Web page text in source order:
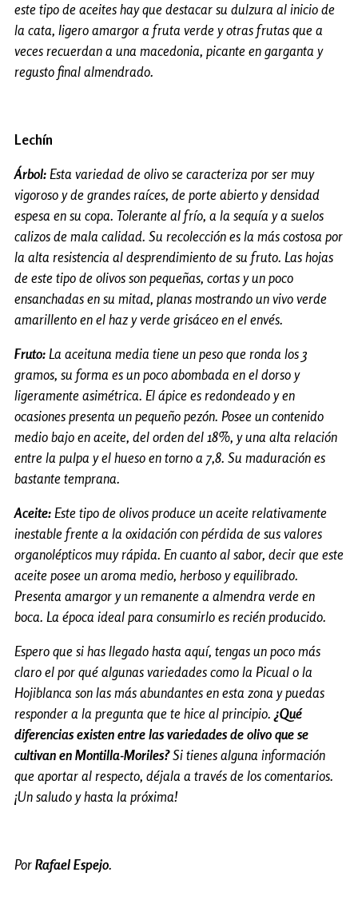
este tipo de aceites hay que destacar su dulzura al inicio de
la cata, ligero amargor a fruta verde y otras frutas que a
veces recuerdan a una macedonia, picante en garganta y
regusto final almendrado.
Lechín
Árbol: Esta variedad de olivo se caracteriza por ser muy
vigoroso y de grandes raíces, de porte abierto y densidad
espesa en su copa. Tolerante al frío, a la sequía y a suelos
calizos de mala calidad. Su recolección es la más costosa por
la alta resistencia al desprendimiento de su fruto. Las hojas
de este tipo de olivos son pequeñas, cortas y un poco
ensanchadas en su mitad, planas mostrando un vivo verde
amarillento en el haz y verde grisáceo en el envés.
Fruto: La aceituna media tiene un peso que ronda los 3
gramos, su forma es un poco abombada en el dorso y
ligeramente asimétrica. El ápice es redondeado y en
ocasiones presenta un pequeño pezón. Posee un contenido
medio bajo en aceite, del orden del 18%, y una alta relación
entre la pulpa y el hueso en torno a 7,8. Su maduración es
bastante temprana.
Aceite: Este tipo de olivos produce un aceite relativamente
inestable frente a la oxidación con pérdida de sus valores
organolépticos muy rápida. En cuanto al sabor, decir que este
aceite posee un aroma medio, herboso y equilibrado.
Presenta amargor y un remanente a almendra verde en
boca. La época ideal para consumirlo es recién producido.
Espero que si has llegado hasta aquí, tengas un poco más
claro el por qué algunas variedades como la Picual o la
Hojiblanca son las más abundantes en esta zona y puedas
responder a la pregunta que te hice al principio. ¿Qué
diferencias existen entre las variedades de olivo que se
cultivan en Montilla-Moriles?Si tienes alguna información
que aportar al respecto, déjala a través de los comentarios.
¡Un saludo y hasta la próxima!
Por Rafael Espejo.